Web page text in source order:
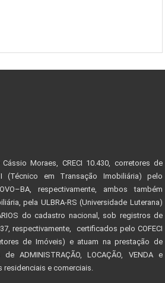
Cássio Moraes, CRECI 10.430, corretores de
(Técnico em Transação Imobiliária) pelo
respectivamente, ambos também
pela ULBRA-RS (Universidade Luterana)
do cadastro nacional, sob registros de
respectivamente, certificados pelo COFECI
de Imóveis) e atuam na prestação de
ADMINISTRAÇÃO, LOCAÇÃO, VENDA e
residenciais e comerciais.